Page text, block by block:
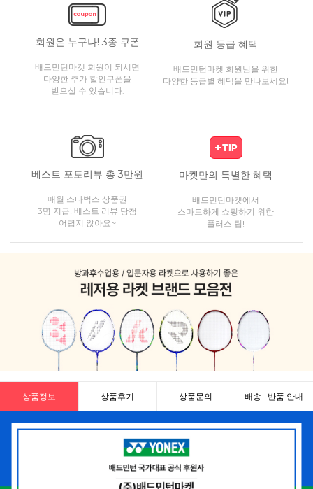
회원은 누구나! 3종 쿠폰
배드민턴마켓 회원이 되시면
다양한 추가 할인쿠폰을
받으실 수 있습니다.
회원 등급 혜택
배드민턴마켓 회원님을 위한
다양한 등급별 혜택을 만나보세요!
베스트 포토리뷰 총 3만원
매월 스타벅스 상품권
3명 지급! 베스트 리뷰 당첨
어렵지 않아요~
마켓만의 특별한 혜택
배드민턴마켓에서
스마트하게 쇼핑하기 위한
플러스 팁!
상품정보 상품후기 상품문의 배송 · 반품 안내